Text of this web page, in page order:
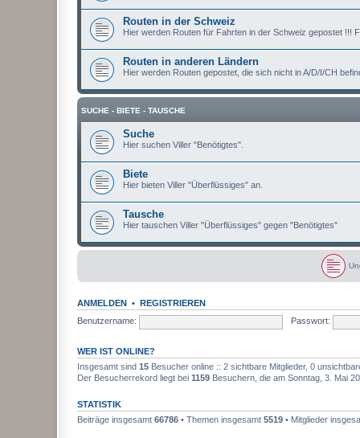
Routen in der Schweiz
Hier werden Routen für Fahrten in der Schweiz gepostet !!!
Routen in anderen Ländern
Hier werden Routen gepostet, die sich nicht in A/D/I/CH
SUCHE - BIETE - TAUSCHE
Suche
Hier suchen Viller "Benötigtes".
Biete
Hier bieten Viller "Überflüssiges" an.
Tausche
Hier tauschen Viller "Überflüssiges" gegen "Benötigtes"
U
e
l
e
e
B
e
g
ANMELDEN • REGISTRIEREN
Benutzername:
Passwort:
WER IST ONLINE?
Insgesamt sind 15 Besucher online :: 2 sichtbare Mitglieder, 0
Der Besucherrekord liegt bei 1159 Besuchern, die am Sonntag, 3. Mai
STATISTIK
Beiträge insgesamt 66786 • Themen insgesamt 5519 • Mitglieder